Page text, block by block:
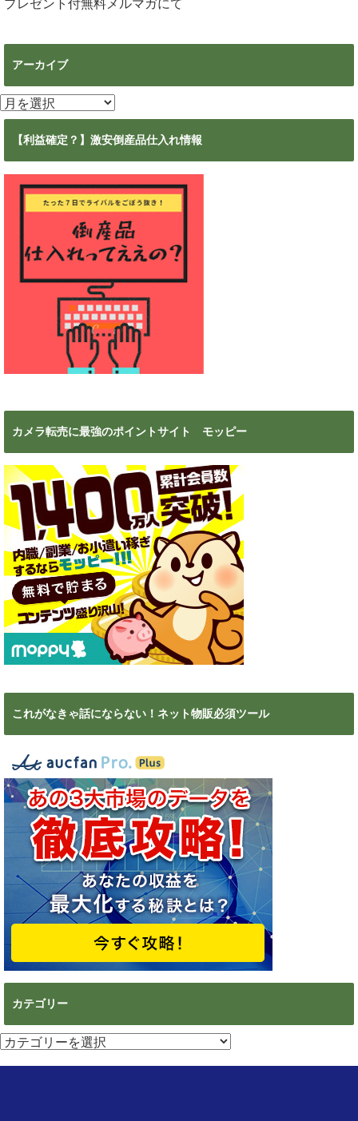
プレゼント付無料メルマガにて
アーカイブ
ア
ー
【利益確定？】激安倒産品仕入れ情報
カメラ転売に最強のポイントサイト モッピー
これがなきゃ話にならない！ネット物販必須ツール
カテゴリー
カ